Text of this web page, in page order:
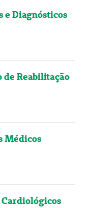
e Diagnósticos
de Reabilitação
Médicos